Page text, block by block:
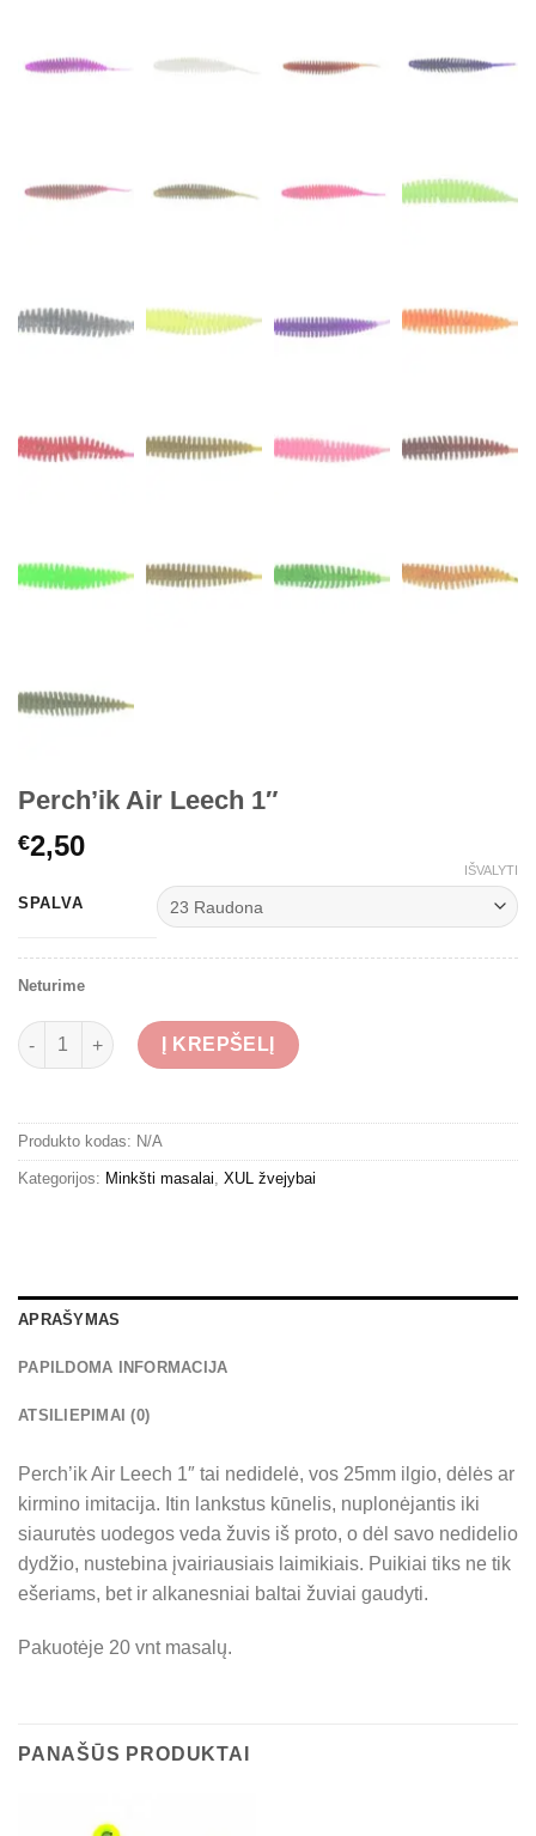
Perch’ik Air Leech 1″
€2,50
SPALVA
IŠVALYTI
Neturime
produkto kiekis: Perch'ik Air Leech 1"
Į KREPŠELĮ
Produkto kodas: N/A
Kategorijos: Minkšti masalai XUL žvejybai
APRAŠYMAS
PAPILDOMA INFORMACIJA
ATSILIEPIMAI (0)
Perch’ik Air Leech 1″ tai nedidelė, vos 25mm ilgio, dėlės ar
kirmino imitacija. Itin lankstus kūnelis, nuplonėjantis iki
siaurutės uodegos veda žuvis iš proto, o dėl savo nedidelio
dydžio, nustebina įvairiausiais laimikiais. Puikiai tiks ne tik
ešeriams, bet ir alkanesniai baltai žuviai gaudyti.
Pakuotėje 20 vnt masalų.
PANAŠŪS PRODUKTAI